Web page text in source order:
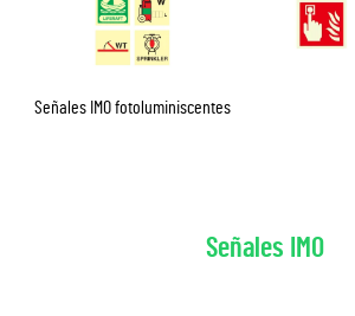
Señales IMO fotoluminiscentes
Señales IMO